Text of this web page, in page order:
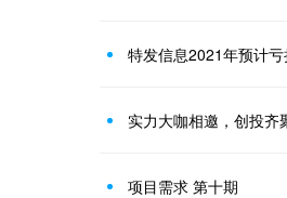
特发信息2021年预计
实力大咖相邀，创投齐
项目需求 第十期